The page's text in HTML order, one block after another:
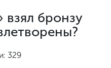
взял бронзу
329